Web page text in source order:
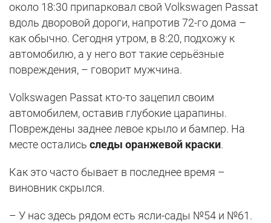
около 18:30 припарковал свой Volkswagen Passat
вдоль дворовой дороги, напротив 72-го дома –
как обычно. Сегодня утром, в 8:20, подхожу к
автомобилю, а у него вот такие серьёзные
повреждения, – говорит мужчина.
Volkswagen Passat кто-то зацепил своим
автомобилем, оставив глубокие царапины.
Повреждены заднее левое крыло и бампер. На
месте остались следы оранжевой краски.
Как это часто бывает в последнее время –
виновник скрылся.
– У нас здесь рядом есть ясли-сады №54 и №61.